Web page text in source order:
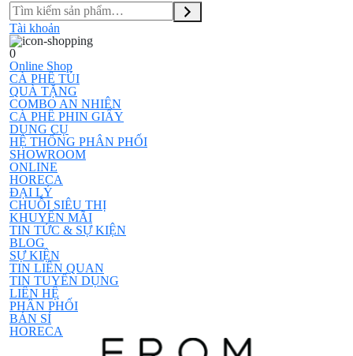
Tài khoản
0
Online Shop
CÀ PHÊ TÚI
QUÀ TẶNG
COMBO AN NHIÊN
CÀ PHÊ PHIN GIẤY
DỤNG CỤ
HỆ THỐNG PHÂN PHỐI
SHOWROOM
ONLINE
HORECA
ĐẠI LÝ
CHUỖI SIÊU THỊ
KHUYẾN MÃI
TIN TỨC & SỰ KIỆN
BLOG
SỰ KIỆN
TIN LIÊN QUAN
TIN TUYỂN DỤNG
LIÊN HỆ
PHÂN PHỐI
BÁN SỈ
HORECA